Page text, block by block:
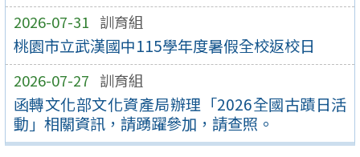
2026-07-31 訓育組
桃園市立武漢國中115學年度暑假全校返校日
2026-07-27 訓育組
函轉文化部文化資產局辦理「2026全國古蹟日活
動」相關資訊，請踴躍參加，請查照。